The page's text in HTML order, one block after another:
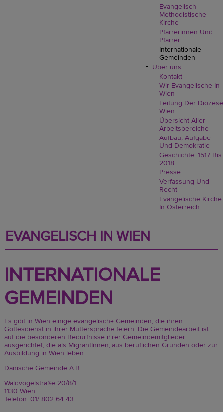
Evangelisch-
Methodistische
Kirche
Pfarrerinnen Und
Pfarrer
Internationale
Gemeinden
Über uns
Kontakt
Wir Evangelische In
Wien
Leitung Der Diözese
Wien
Übersicht Aller
Arbeitsbereiche
Aufbau, Aufgabe
Und Demokratie
Geschichte: 1517 Bis
2018
Presse
Verfassung Und
Recht
Evangelische Kirche
In Österreich
EVANGELISCH IN WIEN
INTERNATIONALE
GEMEINDEN
Es gibt in Wien einige evangelische Gemeinden, die ihren
Gottesdienst in ihrer Muttersprache feiern. Die Gemeindearbeit ist
auf die besonderen Bedürfnisse ihrer Gemeindemitglieder
ausgerichtet, die als MigrantInnen, aus beruflichen Gründen oder zur
Ausbildung in Wien leben.
Dänische Gemeinde A.B.
Waldvogelstraße 20/8/1
1130 Wien
Telefon: 01/ 802 64 43